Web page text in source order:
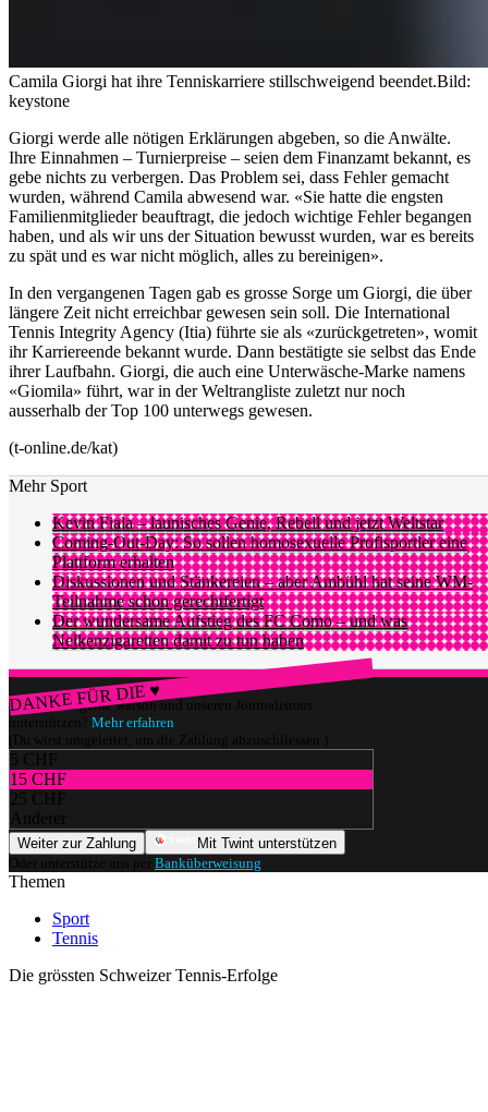
Camila Giorgi hat ihre Tenniskarriere stillschweigend beendet.Bild:
keystone
Giorgi werde alle nötigen Erklärungen abgeben, so die Anwälte.
Ihre Einnahmen – Turnierpreise – seien dem Finanzamt bekannt, es
gebe nichts zu verbergen. Das Problem sei, dass Fehler gemacht
wurden, während Camila abwesend war. «Sie hatte die engsten
Familienmitglieder beauftragt, die jedoch wichtige Fehler begangen
haben, und als wir uns der Situation bewusst wurden, war es bereits
zu spät und es war nicht möglich, alles zu bereinigen».
In den vergangenen Tagen gab es grosse Sorge um Giorgi, die über
längere Zeit nicht erreichbar gewesen sein soll. Die International
Tennis Integrity Agency (Itia) führte sie als «zurückgetreten», womit
ihr Karriereende bekannt wurde. Dann bestätigte sie selbst das Ende
ihrer Laufbahn. Giorgi, die auch eine Unterwäsche-Marke namens
«Giomila» führt, war in der Weltrangliste zuletzt nur noch
ausserhalb der Top 100 unterwegs gewesen.
(t-online.de/kat)
Mehr Sport
Kevin Fiala – launisches Genie, Rebell und jetzt Weltstar
Coming-Out-Day: So sollen homosexuelle Profisportler eine
Plattform erhalten
Diskussionen und Stänkereien – aber Ambühl hat seine WM-
Teilnahme schon gerechtfertigt
Der wundersame Aufstieg des FC Como – und was
Nelkenzigaretten damit zu tun haben
DANKE FÜR DIE ♥
Würdest du gerne watson und unseren Journalismus
unterstützen? Mehr erfahren
(Du wirst umgeleitet, um die Zahlung abzuschliessen.)
5 CHF
15 CHF
25 CHF
Anderer
Weiter zur Zahlung
Mit Twint unterstützen
Oder unterstütze uns per Banküberweisung
Themen
Sport
Tennis
Die grössten Schweizer Tennis-Erfolge